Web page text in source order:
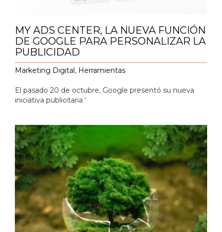
MY ADS CENTER, LA NUEVA FUNCIÓN
DE GOOGLE PARA PERSONALIZAR LA
PUBLICIDAD
Marketing Digital, Herramientas
El pasado 20 de octubre, Google presentó su nueva
iniciativa publicitaria ‘